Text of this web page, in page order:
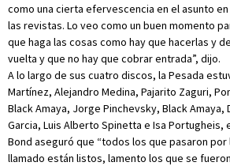
como una cierta efervescencia en el asunto
las revistas. Lo veo como un buen momento
que haga las cosas como hay que hacerlas y
vuelta y que no hay que cobrar entrada”, dijo.
A lo largo de sus cuatro discos, la Pesada
Martínez, Alejandro Medina, Pajarito Zaguri,
Black Amaya, Jorge Pinchevsky, Black Amaya,
Garcia, Luis Alberto Spinetta e Isa Portugheis,
Bond aseguró que “todos los que pasaron por
llamado están listos, lamento los que se